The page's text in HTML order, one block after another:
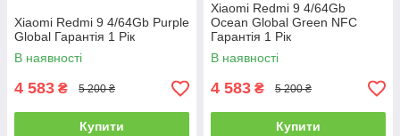
Xiaomi Redmi 9 4/64Gb Purple
Global Гарантія 1 Рік
В наявності
4 583 ₴ 5 200 ₴
Купити
Xiaomi Redmi 9 4/64Gb
Ocean Global Green NFC
Гарантія 1 Рік
В наявності
4 583 ₴ 5 200 ₴
Купити